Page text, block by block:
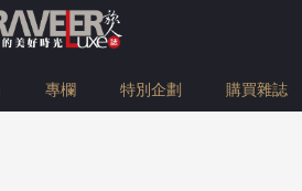
專欄 特別企劃 購買雜誌